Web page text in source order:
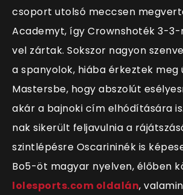
csoport utolsó meccsen
Academyt, így Crownshoték 3-
vel zártak. Sokszor nagyon
a spanyolok, hiába érkeztek meg
Mastersbe, hogy abszolút
akár a bajnoki cím elhódítására is.
nak sikerült feljavulnia a
szintlépésre Oscarininék is
Bo5-öt magyar nyelven, élőben
lolesports.com oldalán,